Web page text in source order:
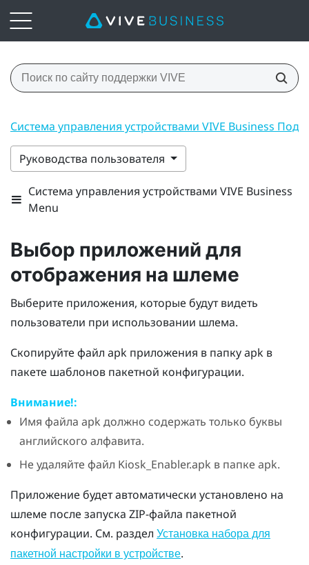
Система управления устройствами VIVE Business
Руководства пользователя
Система управления устройствами VIVE Business
Menu
Выбор приложений для
отображения на шлеме
Выберите приложения, которые будут видеть
пользователи при использовании шлема.
Скопируйте файл apk приложения в папкуapk в
пакете шаблонов пакетной конфигурации.
Внимание!:
Имя файла apk должно содержать только буквы
английского алфавита.
Не удаляйте файл Kiosk_Enabler.apk в папке apk.
Приложение будет автоматически установлено на
шлеме после запуска ZIP-файла пакетной
конфигурации. См. раздел Установка набора для
пакетной настройки в устройстве.